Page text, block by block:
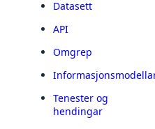
Datasett
API
Omgrep
Tenester og
hendingar